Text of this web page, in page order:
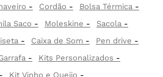
Cordão
Bolsa Térmica
Saco Moleskine
Sacola
Caixa de Som
Pen drive
Kits Personalizados
Kit Vinho e Queijo